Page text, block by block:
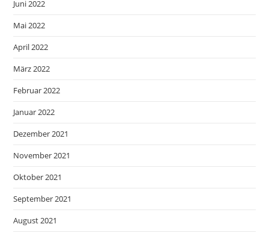
Juni 2022
Mai 2022
April 2022
März 2022
Februar 2022
Januar 2022
Dezember 2021
November 2021
Oktober 2021
September 2021
August 2021